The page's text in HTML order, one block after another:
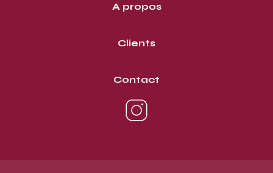
A propos
Clients
Contact